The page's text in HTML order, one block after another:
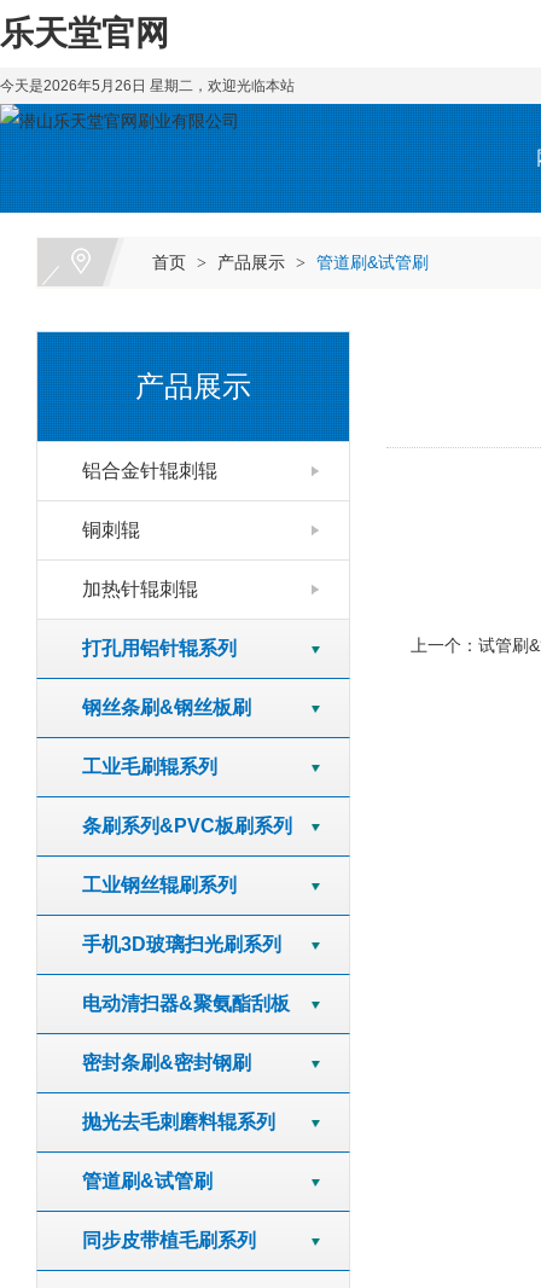
乐天堂官网
今天是2026年5月26日 星期二，欢迎光临本站
首页 > 产品展示 > 管道刷&试管刷
产品展示
铝合金针辊刺辊
铜刺辊
加热针辊刺辊
打孔用铝针辊系列
钢丝条刷&钢丝板刷
工业毛刷辊系列
条刷系列&PVC板刷系列
工业钢丝辊刷系列
手机3D玻璃扫光刷系列
电动清扫器&聚氨酯刮板
密封条刷&密封钢刷
抛光去毛刺磨料辊系列
管道刷&试管刷
同步皮带植毛刷系列
上一个： 试管刷